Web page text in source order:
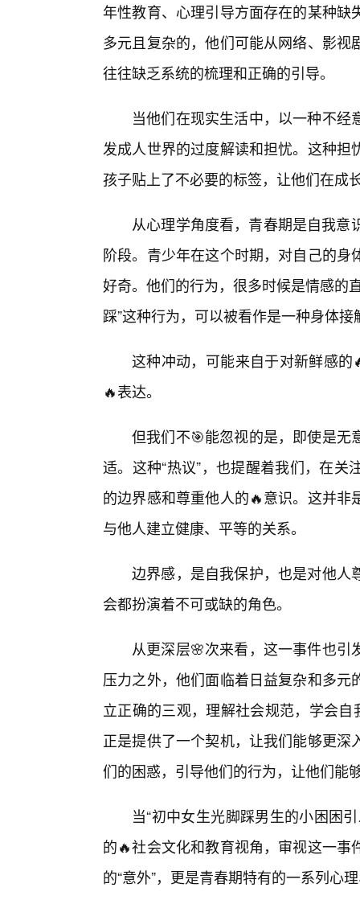
年性教育、心理引导方面存在的某种
多元且复杂的，他们可能从网络、影
往往缺乏系统的梳理和正确的引导。
当他们在现实生活中，以一种不
发成人世界的过度解读和担忧。这种
孩子贴上了不必要的标签，让他们在成
从心理学角度看，青春期是自我
阶段。青少年在这个时期，对自己的
好奇。他们的行为，很多时候是情感的
踩”这种行为，可以被看作是一种身体
这种冲动，可能来自于对新鲜感的
🔥表达。
但我们不🎯能忽视的是，即使是无
适。这种“热议”，也提醒着我们，在
的边界感和尊重他人的🔥意识。这并
与他人建立健康、平等的关系。
边界感，是自我保护，也是对他人
会都扮演着不可或缺的角色。
从更深层🌸次来看，这一事件也
压力之外，他们面临着日益复杂和多
立正确的三观，理解社会规范，学会
正是提供了一个契机，让我们能够更
们的困惑，引导他们的行为，让他们能
当“初中女生光脚踩男生的小困困
的🔥社会文化和教育视角，审视这一
的“意外”，更是青春期特有的一系列心